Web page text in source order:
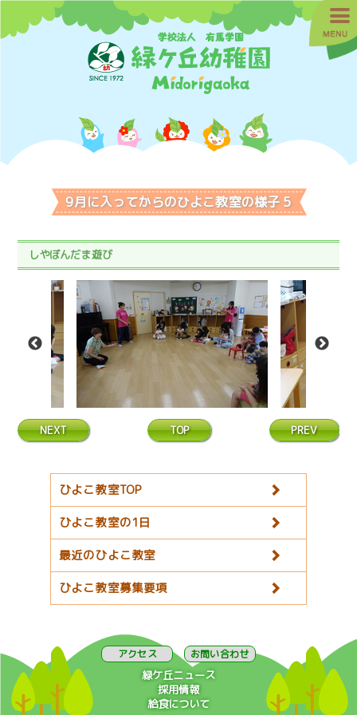
9月に入ってからのひよこ教室の様子 5
しやぼんだま遊び
NEXT TOP PREV
ひよこ教室TOP
ひよこ教室の1日
最近のひよこ教室
ひよこ教室募集要項
アクセス お問い合わせ
緑ケ丘ニュース
採用情報
給食について